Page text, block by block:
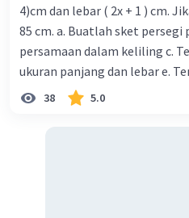
4)cm dan lebar ( 2x + 1 ) cm.
85 cm. a. Buatlah sket persegi
persamaan dalam keliling c.
ukuran panjang dan lebar e.
38 5.0